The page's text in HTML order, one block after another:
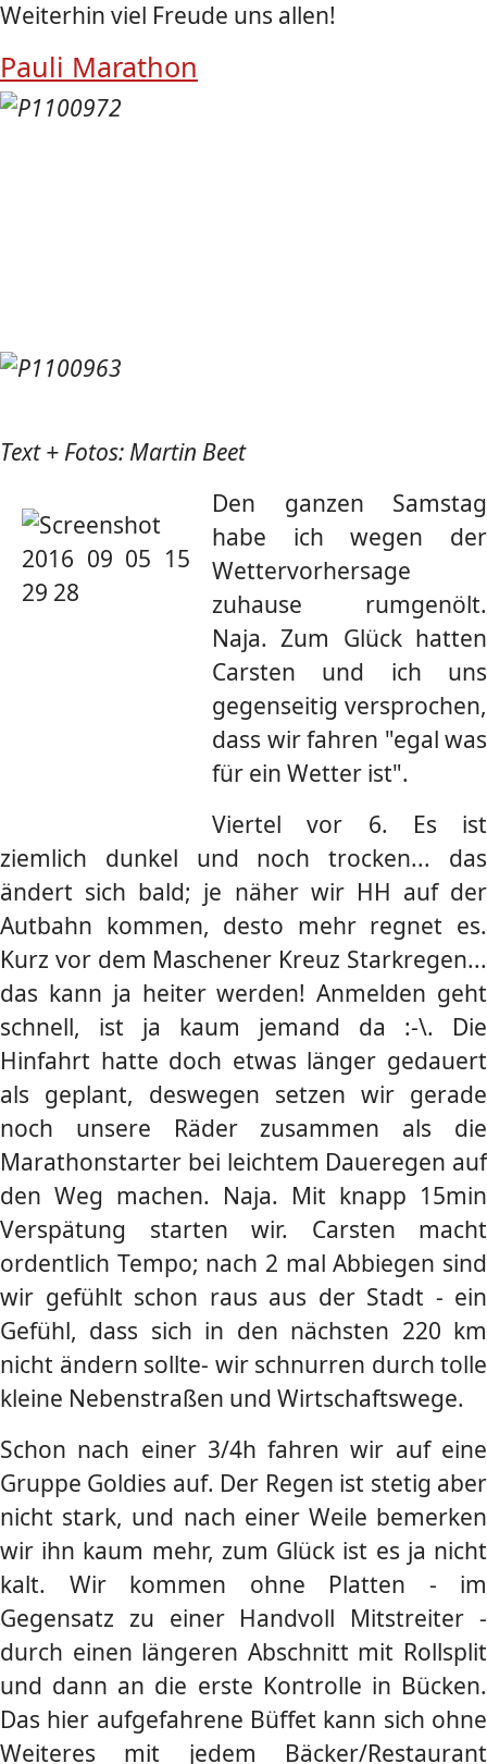
Weiterhin viel Freude uns allen!
Pauli Marathon
Text + Fotos: Martin Beet
Den ganzen Samstag
habe ich wegen der
Wettervorhersage
zuhause rumgenölt.
Naja. Zum Glück hatten
Carsten und ich uns
gegenseitig versprochen,
dass wir fahren "egal was
für ein Wetter ist".
Viertel vor 6. Es ist
ziemlich dunkel und noch trocken... das
ändert sich bald; je näher wir HH auf der
Autbahn kommen, desto mehr regnet es.
Kurz vor dem Maschener Kreuz Starkregen...
das kann ja heiter werden! Anmelden geht
schnell, ist ja kaum jemand da :-\. Die
Hinfahrt hatte doch etwas länger gedauert
als geplant, deswegen setzen wir gerade
noch unsere Räder zusammen als die
Marathonstarter bei leichtem Daueregen auf
den Weg machen. Naja. Mit knapp 15min
Verspätung starten wir. Carsten macht
ordentlich Tempo; nach 2 mal Abbiegen sind
wir gefühlt schon raus aus der Stadt - ein
Gefühl, dass sich in den nächsten 220 km
nicht ändern sollte- wir schnurren durch tolle
kleine Nebenstraßen und Wirtschaftswege.
Schon nach einer 3/4h fahren wir auf eine
Gruppe Goldies auf. Der Regen ist stetig aber
nicht stark, und nach einer Weile bemerken
wir ihn kaum mehr, zum Glück ist es ja nicht
kalt. Wir kommen ohne Platten - im
Gegensatz zu einer Handvoll Mitstreiter -
durch einen längeren Abschnitt mit Rollsplit
und dann an die erste Kontrolle in Bücken.
Das hier aufgefahrene Büffet kann sich ohne
Weiteres mit jedem Bäcker/Restaurant